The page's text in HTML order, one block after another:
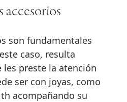
accesorios
son fundamentales
caso, resulta
les preste la atención
ser con joyas, como
acompañando su